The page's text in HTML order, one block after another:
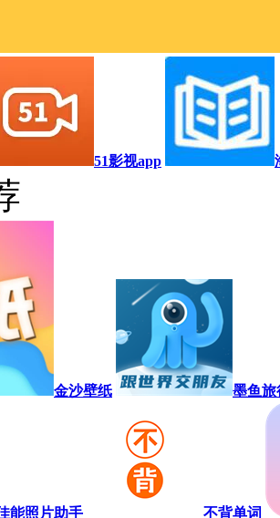
51影视app
金沙壁纸 墨鱼旅
能照片助手 不背单词